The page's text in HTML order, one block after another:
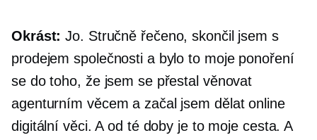
Okrást: Jo. Stručně řečeno, skončil jsem s
prodejem společnosti a bylo to moje ponoření
se do toho, že jsem se přestal věnovat
agenturním věcem a začal jsem dělat online
digitální věci. A od té doby je to moje cesta. A